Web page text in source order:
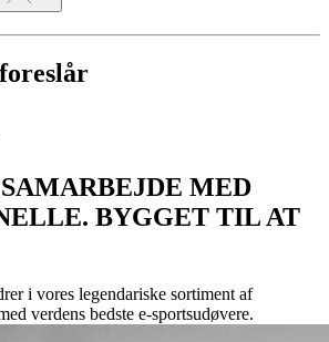
MED
BYGGET TIL AT
i vores legendariske sortiment af
verdens bedste e-sportsudøvere.